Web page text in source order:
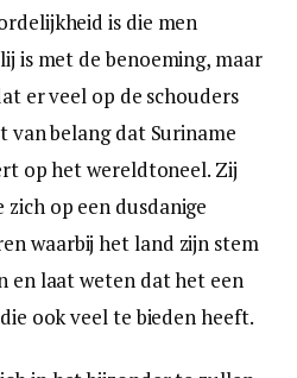
is die men
is met de benoeming, maar
er veel op de schouders
van belang dat Suriname
op het wereldtoneel. Zij
op een dusdanige
waarbij het land zijn stem
en laat weten dat het een
ook veel te bieden heeft.